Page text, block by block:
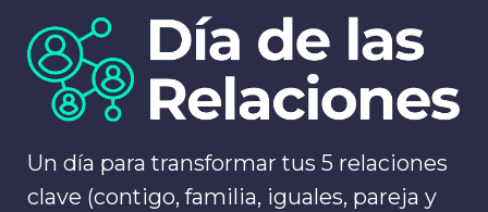
Un día para transformar tus 5 relaciones
clave (contigo, familia, iguales, pareja y